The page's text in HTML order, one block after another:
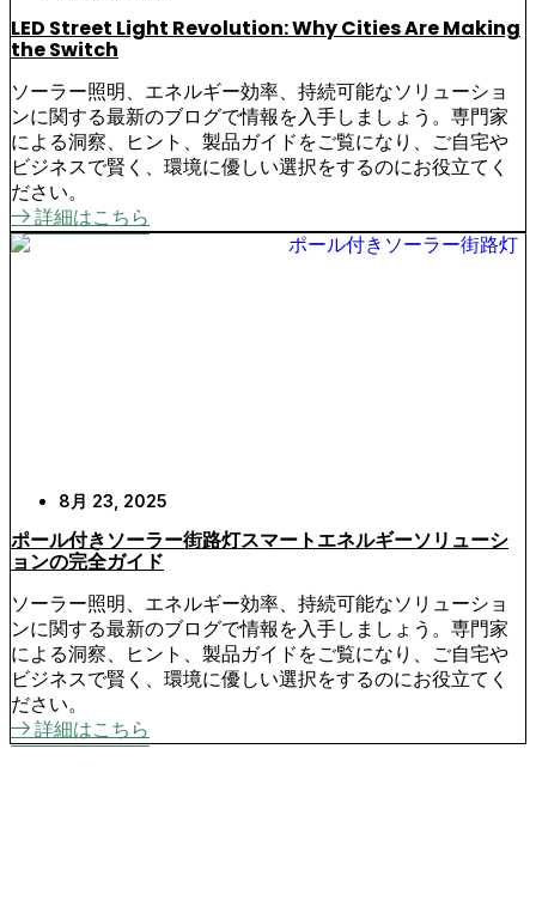
LED Street Light Revolution: Why Cities Are Making
the Switch
ソーラー照明、エネルギー効率、持続可能なソリューショ
ンに関する最新のブログで情報を入手しましょう。専門家
による洞察、ヒント、製品ガイドをご覧になり、ご自宅や
ビジネスで賢く、環境に優しい選択をするのにお役立てく
ださい。
詳細はこちら
8月 23, 2025
ポール付きソーラー街路灯スマートエネルギーソリューシ
ョンの完全ガイド
ソーラー照明、エネルギー効率、持続可能なソリューショ
ンに関する最新のブログで情報を入手しましょう。専門家
による洞察、ヒント、製品ガイドをご覧になり、ご自宅や
ビジネスで賢く、環境に優しい選択をするのにお役立てく
ださい。
詳細はこちら